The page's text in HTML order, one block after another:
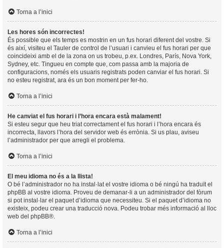
Torna a l’inici
Les hores són incorrectes!
És possible que els temps es mostrin en un fus horari diferent del vostre. Si
és així, visiteu el Tauler de control de l’usuari i canvieu el fus horari per que
coincideixi amb el de la zona on us trobeu, p.ex. Londres, París, Nova York,
Sydney, etc. Tingueu en compte que, com passa amb la majoria de
configuracions, només els usuaris registrats poden canviar el fus horari. Si
no esteu registrat, ara és un bon moment per fer-ho.
Torna a l’inici
He canviat el fus horari i l’hora encara està malament!
Si esteu segur que heu triat correctament el fus horari i l’hora encara és
incorrecta, llavors l’hora del servidor web és errònia. Si us plau, aviseu
l’administrador per que arregli el problema.
Torna a l’inici
El meu idioma no és a la llista!
O bé l’administrador no ha instal·lat el vostre idioma o bé ningú ha traduït el
phpBB al vostre idioma. Proveu de demanar-li a un administrador del fòrum
si pot instal·lar el paquet d’idioma que necessiteu. Si el paquet d’idioma no
existeix, podeu crear una traducció nova. Podeu trobar més informació al lloc
web del phpBB®.
Torna a l’inici